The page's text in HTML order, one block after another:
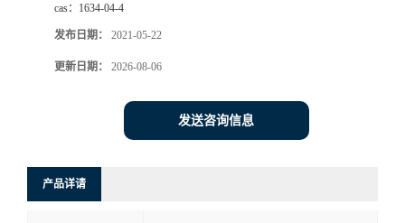
cas： 1634-04-4
发布日期： 2021-05-22
更新日期： 2026-08-06
发送咨询信息
产品详请